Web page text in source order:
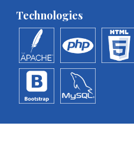
Technologies